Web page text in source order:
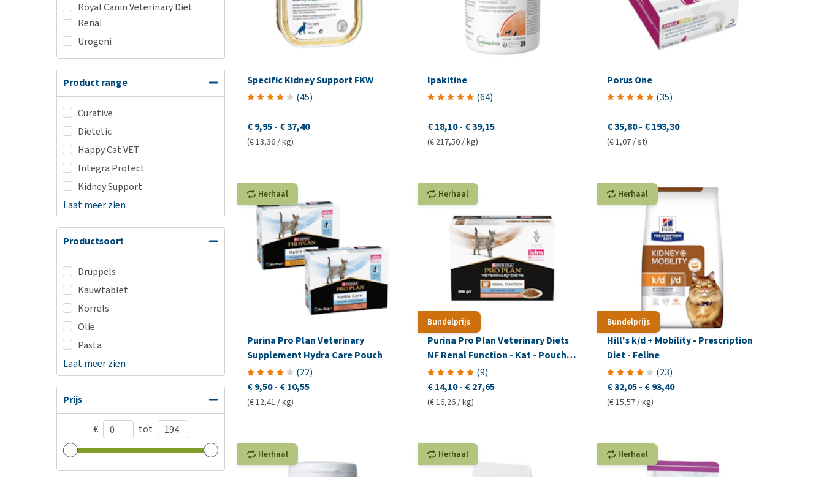
Royal Canin Veterinary Diet
Renal
Urogeni
Product range
Curative
Dietetic
Happy Cat VET
Integra Protect
Kidney Support
Laat meer zien
Productsoort
Druppels
Kauwtablet
Korrels
Olie
Pasta
Laat meer zien
Prijs
€ tot
Specific Kidney Support FKW
(45)
€ 9,95- € 37,40
(€ 13,36 / kg)
Ipakitine
(64)
€ 18,10 - € 39,15
(€ 217,50 / kg)
Porus One
(35)
€ 35,80- € 193,30
(€ 1,07 / st)
Herhaal
Purina Pro Plan Veterinary
Supplement Hydra Care Pouch
(22)
€ 9,50- € 10,55
(€ 12,41 / kg)
Bundelprijs
Herhaal
Purina Pro Plan Veterinary Diets
NF Renal Function - Kat - Pouch
Zalm
(9)
€ 14,10 - € 27,65
(€ 16,26 / kg)
Bundelprijs
Herhaal
Hill's k/d + Mobility - Prescription
Diet - Feline
(23)
€ 32,05- € 93,40
(€ 15,57 / kg)
Herhaal Herhaal Herhaal